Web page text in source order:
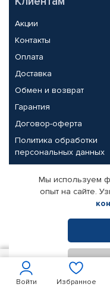
Войти Избранное
Акции
Контакты
Оплата
Доставка
Обмен и возврат
Гарантия
Договор-оферта
Политика обработки
персональных данных
Партнерам
Корпоративным
Поставщикам
© КАМАЗ ЦЕНТР ДОНЕЦК,
Интернет-магазин
Мы используем
опыт на сайте.
4 213